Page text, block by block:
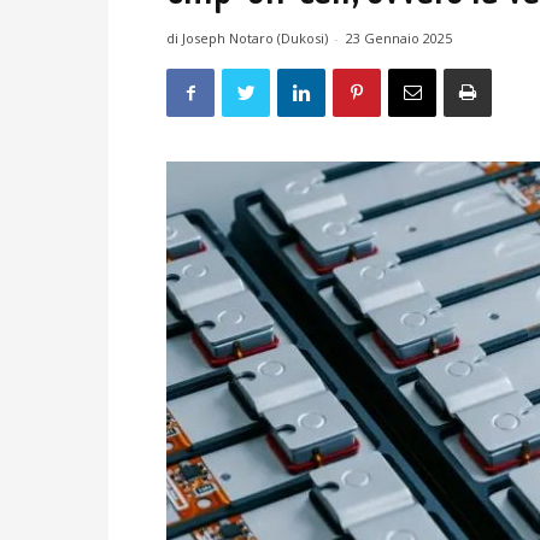
di Joseph Notaro (Dukosi) - 23 Gennaio 2025